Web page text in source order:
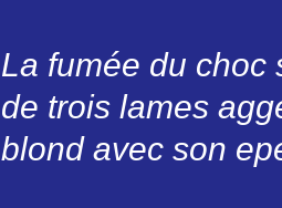
La fumée du choc
de trois lames
blond avec son